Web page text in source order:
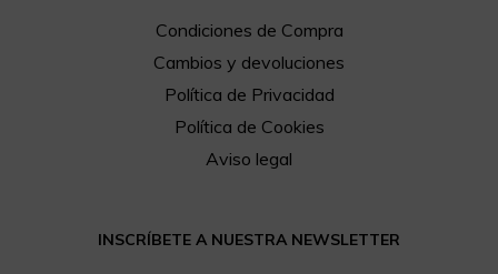
Condiciones de Compra
Cambios y devoluciones
Política de Privacidad
Política de Cookies
Aviso legal
INSCRÍBETE A NUESTRA NEWSLETTER